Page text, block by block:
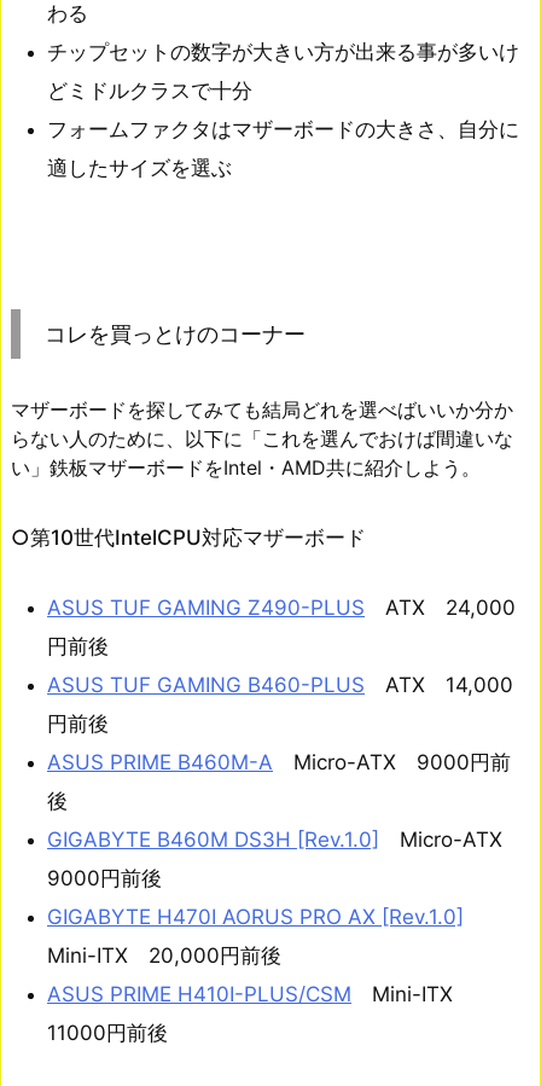
わる
チップセットの数字が大きい方が出来る事が多いけ
どミドルクラスで十分
フォームファクタはマザーボードの大きさ、自分に
適したサイズを選ぶ
コレを買っとけのコーナー
マザーボードを探してみても結局どれを選べばいいか分か
らない人のために、以下に「これを選んでおけば間違いな
い」鉄板マザーボードをIntel・AMD共に紹介しよう。
○第10世代IntelCPU対応マザーボード
ASUS TUF GAMING Z490-PLUS ATX 24,000
円前後
ASUS TUF GAMING B460-PLUS ATX 14,000
円前後
ASUS PRIME B460M-A Micro-ATX 9000円前
後
GIGABYTE B460M DS3H [Rev.1.0]
Micro-ATX
9000円前後
GIGABYTE H470I AORUS PRO AX [Rev.1.0]
Mini-ITX 20,000円前後
ASUS PRIME H410I-PLUS/CSM Mini-ITX
11000円前後